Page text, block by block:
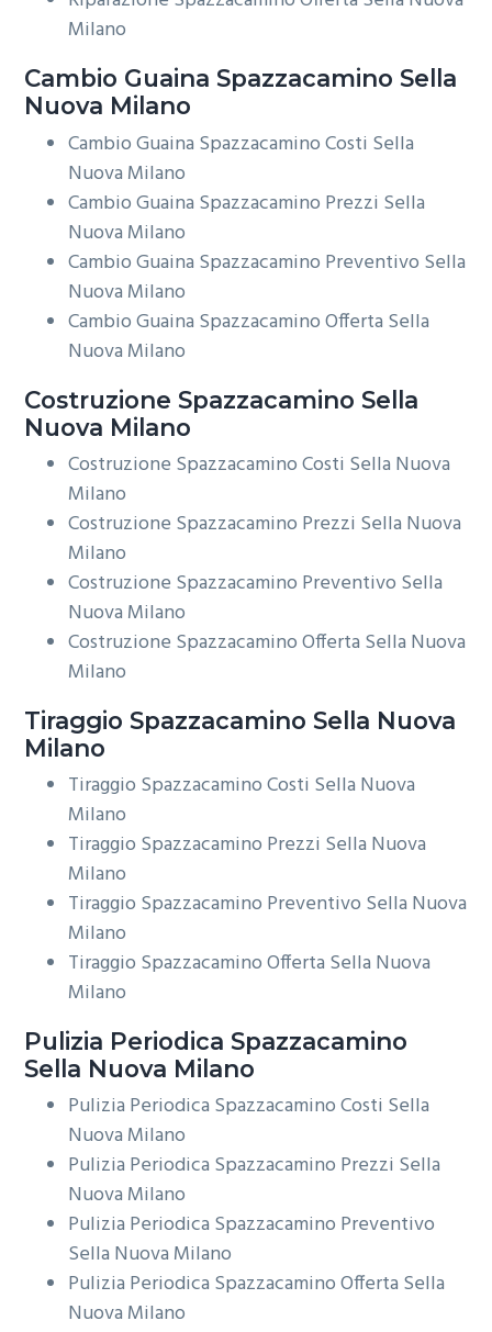
Milano
Cambio Guaina Spazzacamino Sella
Nuova Milano
Cambio Guaina Spazzacamino Costi Sella
Nuova Milano
Cambio Guaina Spazzacamino Prezzi Sella
Nuova Milano
Cambio Guaina Spazzacamino Preventivo Sella
Nuova Milano
Cambio Guaina Spazzacamino Offerta Sella
Nuova Milano
Costruzione Spazzacamino Sella
Nuova Milano
Costruzione Spazzacamino Costi Sella Nuova
Milano
Costruzione Spazzacamino Prezzi Sella Nuova
Milano
Costruzione Spazzacamino Preventivo Sella
Nuova Milano
Costruzione Spazzacamino Offerta Sella Nuova
Milano
Tiraggio Spazzacamino Sella Nuova
Milano
Tiraggio Spazzacamino Costi Sella Nuova
Milano
Tiraggio Spazzacamino Prezzi Sella Nuova
Milano
Tiraggio Spazzacamino Preventivo Sella Nuova
Milano
Tiraggio Spazzacamino Offerta Sella Nuova
Milano
Pulizia Periodica Spazzacamino
Sella Nuova Milano
Pulizia Periodica Spazzacamino Costi Sella
Nuova Milano
Pulizia Periodica Spazzacamino Prezzi Sella
Nuova Milano
Pulizia Periodica Spazzacamino Preventivo
Sella Nuova Milano
Pulizia Periodica Spazzacamino Offerta Sella
Nuova Milano